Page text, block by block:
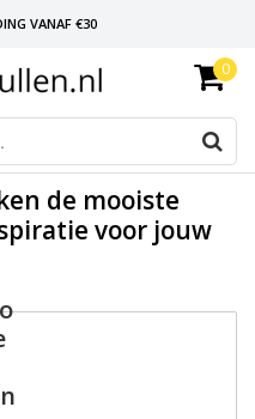
VANAF €30
RETOUR
0
de mooiste
voor jouw